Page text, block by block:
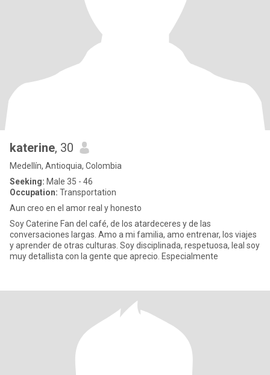
katerine, 30
Medellín, Antioquia, Colombia
Seeking: Male 35 - 46
Occupation: Transportation
Aun creo en el amor real y honesto
Soy Caterine Fan del café, de los atardeceres y de las
conversaciones largas. Amo a mi familia, amo entrenar, los viajes
y aprender de otras culturas. Soy disciplinada, respetuosa, leal soy
muy detallista con la gente que aprecio. Especialmente